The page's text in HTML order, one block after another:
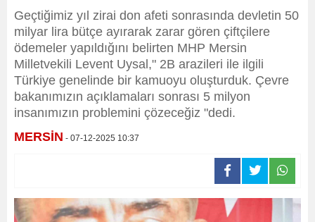
Geçtiğimiz yıl zirai don afeti sonrasında devletin 50
milyar lira bütçe ayırarak zarar gören çiftçilere
ödemeler yapıldığını belirten MHP Mersin
Milletvekili Levent Uysal," 2B arazileri ile ilgili
Türkiye genelinde bir kamuoyu oluşturduk. Çevre
bakanımızın açıklamaları sonrası 5 milyon
insanımızın problemini çözeceğiz "dedi.
MERSİN - 07-12-2025 10:37